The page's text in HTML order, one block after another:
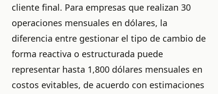
cliente final. Para empresas que realizan 30
operaciones mensuales en dólares, la
diferencia entre gestionar el tipo de cambio de
forma reactiva o estructurada puede
representar hasta 1,800 dólares mensuales en
costos evitables, de acuerdo con estimaciones